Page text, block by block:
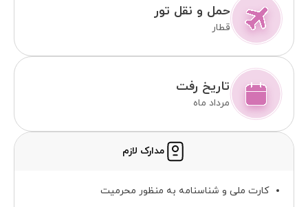
حمل و نقل تور
قطار
تاریخ رفت
مرداد ماه
مدارک لازم
کارت ملی و شناسنامه به منظور محرمیت